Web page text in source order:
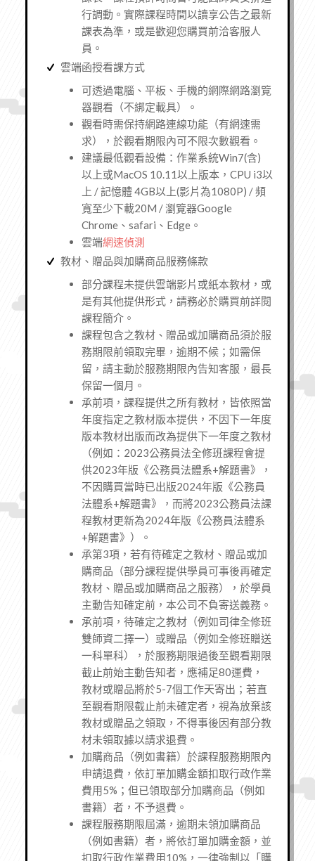
行調動。實際課程時間以讀享公告之最新
課表為準，或是歡迎您購買前洽客服人
員。
雲端函授看課方式
可透過電腦、平板、手機的網際網路瀏覽
器觀看（不綁定載具）。
觀看時需保持網路連線功能（有網速需
求），於觀看期限內可不限次數觀看。
建議最低觀看設備：作業系統Win7(含)
以上或MacOS 10.11以上版本，CPU i3以
上 / 記憶體 4GB以上(影片為1080P) / 頻
寬至少下載20M / 瀏覽器Google
Chrome、safari、Edge。
雲端網速偵測
教材、贈品與加購商品服務條款
部分課程未提供雲端影片或紙本教材，或
是有其他提供形式，請務必於購買前詳閱
課程簡介。
課程包含之教材、贈品或加購商品須於服
務期限前領取完畢，逾期不候；如需保
留，請主動於服務期限內告知客服，最長
保留一個月。
承前項，課程提供之所有教材，皆依照當
年度指定之教材版本提供，不因下一年度
版本教材出版而改為提供下一年度之教材
（例如：2023公務員法全修班課程會提
供2023年版《公務員法體系+解題書》，
不因購買當時已出版2024年版《公務員
法體系+解題書》，而將2023公務員法課
程教材更新為2024年版《公務員法體系
+解題書》）。
承第3項，若有待確定之教材、贈品或加
購商品（部分課程提供學員可事後再確定
教材、贈品或加購商品之服務），於學員
主動告知確定前，本公司不負寄送義務。
承前項，待確定之教材（例如司律全修班
雙師資二擇一）或贈品（例如全修班贈送
一科單科），於服務期限過後至觀看期限
截止前始主動告知者，應補足80運費，
教材或贈品將於5-7個工作天寄出；若直
至觀看期限截止前未確定者，視為放棄該
教材或贈品之領取，不得事後因有部分教
材未領取據以請求退費。
加購商品（例如書籍）於課程服務期限內
申請退費，依訂單加購金額扣取行政作業
費用5%；但已領取部分加購商品（例如
書籍）者，不予退費。
課程服務期限屆滿，逾期未領加購商品
（例如書籍）者，將依訂單加購金額，並
扣取行政作業費用10%，一律強制以「購